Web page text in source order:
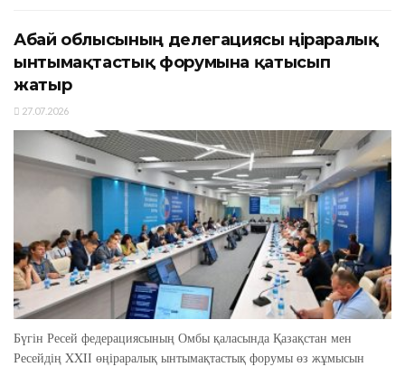
Абай облысының делегациясы өңіраралық
ынтымақтастық форумына қатысып
жатыр
27.07.2026
Бүгін Ресей федерациясының Омбы қаласында Қазақстан мен
Ресейдің XXIІ өңіраралық ынтымақтастық форумы өз жұмысын